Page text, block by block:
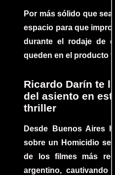
Por más sólido que sea
espacio para que
durante el rodaje de
queden en el producto
Ricardo Darín te
del asiento en
thriller
Desde Buenos Aires
sobre un Homicidio se
de los filmes más
argentino, cautivando